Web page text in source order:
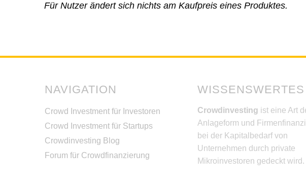
Für Nutzer ändert sich nichts am Kaufpreis eines Produktes.
NAVIGATION
Crowd Investment für Investoren
Crowd Investment für Startups
Crowdinvesting Blog
Forum für Crowdfinanzierung
WISSENSWERTES
Crowdinvesting ist eine Art
Anlageform und
bei der Kapitalbedarf von
Unternehmen durch private
Mikroinvestoren gedeckt wird.